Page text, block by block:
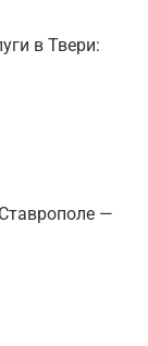
в Твери:
—